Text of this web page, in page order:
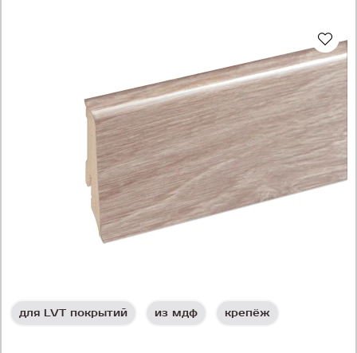
для LVT покрытий из мдф крепёж